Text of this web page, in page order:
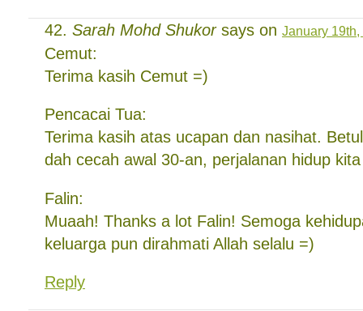
Sarah Mohd Shukorsays on January
Cemut:
Terima kasih Cemut =)
Pencacai Tua:
Terima kasih atas ucapan dan nasihat.
dah cecah awal 30-an, perjalanan hidup
Falin:
Muaah! Thanks a lot Falin! Semoga
keluarga pun dirahmati Allah selalu =)
Reply